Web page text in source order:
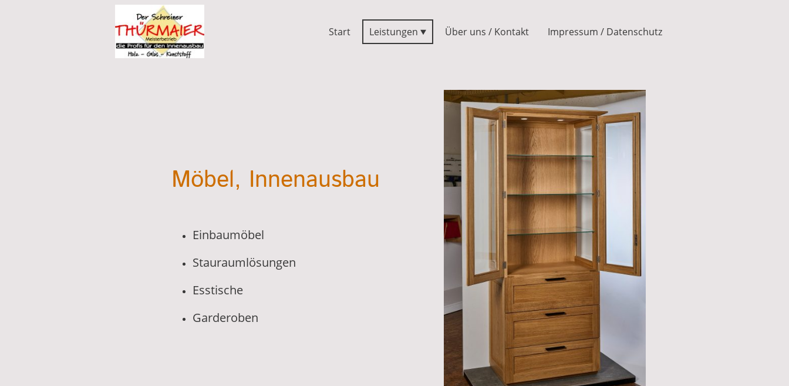
Start Leistungen Über uns / Kontakt Impressum / Datenschutz
Möbel, Innenausbau
Einbaumöbel
Stauraumlösungen
Esstische
Garderoben